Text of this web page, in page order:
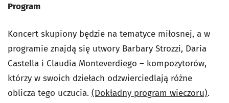
Program
Koncert skupiony będzie na tematyce miłosnej, a w
programie znajdą się utwory Barbary Strozzi, Daria
Castella i Claudia Monteverdiego – kompozytorów,
którzy w swoich dziełach odzwierciedlają różne
oblicza tego uczucia. (Dokładny program wieczoru).